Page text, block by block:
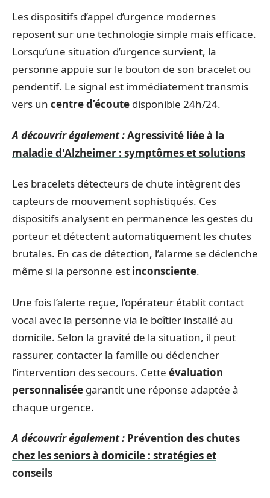
Les dispositifs d’appel d’urgence modernes
reposent sur une technologie simple mais efficace.
Lorsqu’une situation d’urgence survient, la
personne appuie sur le bouton de son bracelet ou
pendentif. Le signal est immédiatement transmis
vers un centre d’écoute disponible 24h/24.
A découvrir également :Agressivité liée à la
maladie d'Alzheimer : symptômes et solutions
Les bracelets détecteurs de chute intègrent des
capteurs de mouvement sophistiqués. Ces
dispositifs analysent en permanence les gestes du
porteur et détectent automatiquement les chutes
brutales. En cas de détection, l’alarme se déclenche
même si la personne est inconsciente.
Une fois l’alerte reçue, l’opérateur établit contact
vocal avec la personne via le boîtier installé au
domicile. Selon la gravité de la situation, il peut
rassurer, contacter la famille ou déclencher
l’intervention des secours. Cette évaluation
personnalisée garantit une réponse adaptée à
chaque urgence.
A découvrir également : Prévention des chutes
chez les seniors à domicile : stratégies et
conseils